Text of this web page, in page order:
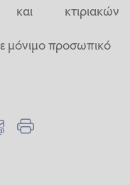
κτιριακών
μόνιμο προσωπικό